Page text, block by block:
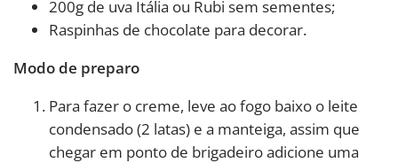
200g de uva Itália ou Rubi sem sementes;
Raspinhas de chocolate para decorar.
Modo de preparo
Para fazer o creme, leve ao fogo baixo o leite
condensado (2 latas) e a manteiga, assim que
chegar em ponto de brigadeiro adicione uma